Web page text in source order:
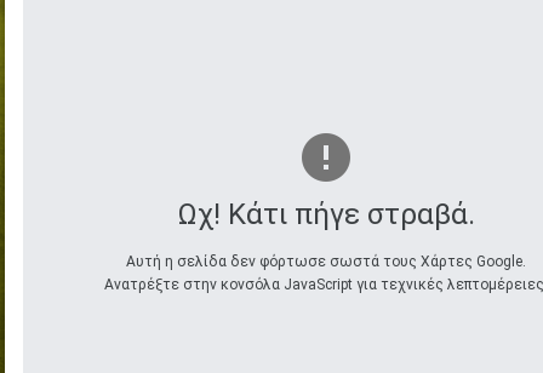
Ωχ! Κάτι πήγε στραβά.
Αυτή η σελίδα δεν φόρτωσε σωστά τους Χάρτες Google.
Ανατρέξτε στην κονσόλα JavaScript για τεχνικές